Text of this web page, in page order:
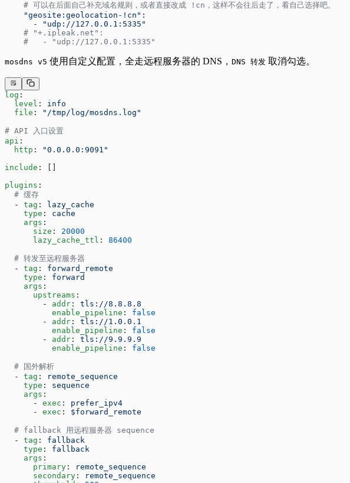
    # 可以在后面自己补充域名规则，或者直接改成 !cn，这样不会往后走了，看自己选择吧。
    "geosite:geolocation-!cn"
:
      -
"udp://127.0.0.1:5335"
    # "+.ipleak.net":
    #   - "udp://127.0.0.1:5335"
mosdns v5 使用自定义配置，全走远程服务器的 DNS， DNS 转发 取消勾选。
log :
  level
: info
  file
: "/tmp/log/mosdns.log"
# API 入口设置
api :
  http
:
"0.0.0.0:9091"
include : []
plugins :
  # 缓存
  -
tag :
lazy_cache
    type
: cache
    args
:
      size
: 20000
      lazy_cache_ttl
: 86400
  # 转发至远程服务器
  -
tag : forward_remote
    type
: forward
    args
:
      upstreams
:
        -
addr : tls://8.8.8.8
          enable_pipeline
: false
        -
addr : tls://1.0.0.1
          enable_pipeline
: false
        -
addr : tls://9.9.9.9
          enable_pipeline
: false
  # 国外解析
  -
tag :
remote_sequence
    type
: sequence
    args
:
      -
exec : prefer_ipv4
      -
exec : $forward_remote
  # fallback 用远程服务器 sequence
  -
tag : fallback
    type
: fallback
    args
:
      primary
:
remote_sequence
      secondary
:
remote_sequence